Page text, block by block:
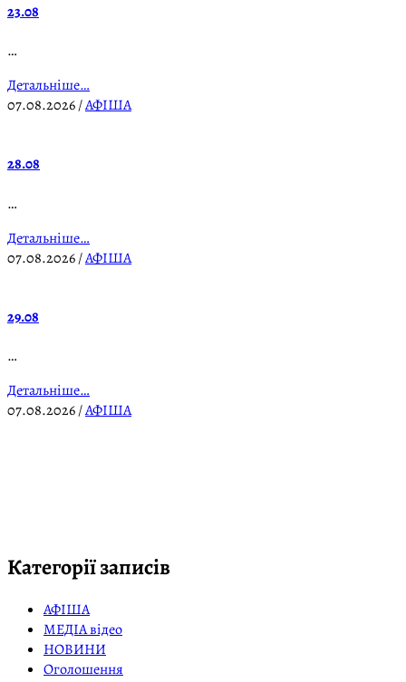
23.08
…
Детальніше…
07.08.2026/АФІША
28.08
…
Детальніше…
07.08.2026/АФІША
29.08
…
Детальніше…
07.08.2026/АФІША
Категорії записів
АФІША
МЕДІА відео
НОВИНИ
Оголошення